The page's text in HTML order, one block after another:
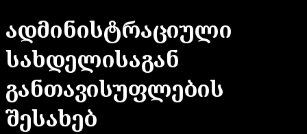
ადმინისტრაციული
სახდელისაგან
განთავისუფლების
შესახებ